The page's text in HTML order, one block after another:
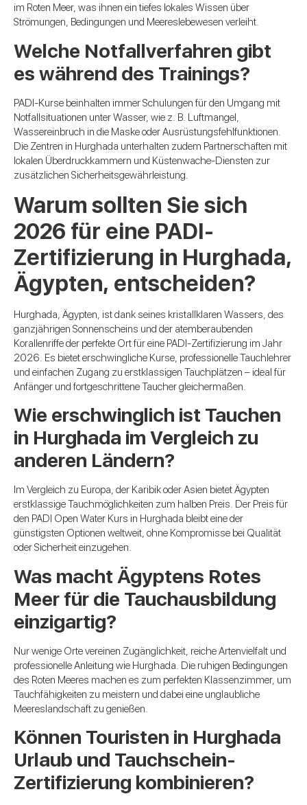
im Roten Meer, was ihnen ein tiefes lokales Wissen über
Strömungen, Bedingungen und Meereslebewesen verleiht.
Welche Notfallverfahren gibt
es während des Trainings?
PADI-Kurse beinhalten immer Schulungen für den Umgang mit
Notfallsituationen unter Wasser, wie z. B. Luftmangel,
Wassereinbruch in die Maske oder Ausrüstungsfehlfunktionen.
Die Zentren in Hurghada unterhalten zudem Partnerschaften mit
lokalen Überdruckkammern und Küstenwache-Diensten zur
zusätzlichen Sicherheitsgewährleistung.
Warum sollten Sie sich
2026 für eine PADI-
Zertifizierung in Hurghada,
Ägypten, entscheiden?
Hurghada, Ägypten, ist dank seines kristallklaren Wassers, des
ganzjährigen Sonnenscheins und der atemberaubenden
Korallenriffe der perfekte Ort für eine PADI-Zertifizierung im Jahr
2026. Es bietet erschwingliche Kurse, professionelle Tauchlehrer
und einfachen Zugang zu erstklassigen Tauchplätzen – ideal für
Anfänger und fortgeschrittene Taucher gleichermaßen.
Wie erschwinglich ist Tauchen
in Hurghada im Vergleich zu
anderen Ländern?
Im Vergleich zu Europa, der Karibik oder Asien bietet Ägypten
erstklassige Tauchmöglichkeiten zum halben Preis. Der Preis für
den PADI Open Water Kurs in Hurghada bleibt eine der
günstigsten Optionen weltweit, ohne Kompromisse bei Qualität
oder Sicherheit einzugehen.
Was macht Ägyptens Rotes
Meer für die Tauchausbildung
einzigartig?
Nur wenige Orte vereinen Zugänglichkeit, reiche Artenvielfalt und
professionelle Anleitung wie Hurghada. Die ruhigen Bedingungen
des Roten Meeres machen es zum perfekten Klassenzimmer, um
Tauchfähigkeiten zu meistern und dabei eine unglaubliche
Meereslandschaft zu genießen.
Können Touristen in Hurghada
Urlaub und Tauchschein-
Zertifizierung kombinieren?